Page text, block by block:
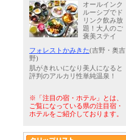
オールインク
ルーシブでド
リンク飲み放
題！大人のご
褒美ステイ
フォレストかみきた(吉野・奥吉
野)
肌がきれいになり美人になると
評判のアルカリ性単純温泉！
※「注目の宿・ホテル」とは、
ご覧になっている県の注目宿・
ホテルをご紹介しております。